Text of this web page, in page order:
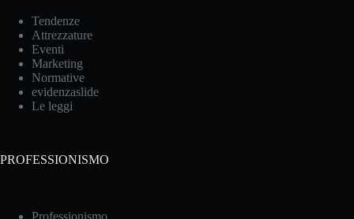
Tendenze
Attrezzature
Eventi
Marketing
Normative
evidenzaslide
Le leggi
PROFESSIONISMO